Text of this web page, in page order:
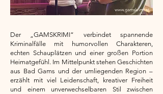
Der „GAMSKRIMI“ verbindet spannende
Kriminalfälle mit humorvollen Charakteren,
echten Schauplätzen und einer großen Portion
Heimatgefühl. Im Mittelpunkt stehen Geschichten
aus Bad Gams und der umliegenden Region –
erzählt mit viel Leidenschaft, kreativer Freiheit
und einem unverwechselbaren Stil zwischen